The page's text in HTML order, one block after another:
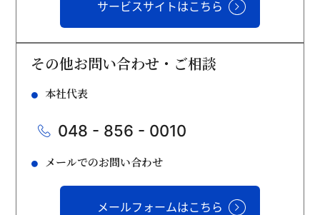
サービスサイトはこちら
その他お問い合わせ・ご相談
本社代表
048 - 856 - 0010
メールでのお問い合わせ
メールフォームはこちら